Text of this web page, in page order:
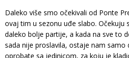
Daleko više smo očekivali od Ponte
ovaj tim u sezonu uđe slabo. Očekuju
daleko bolje partije, a kada na sve to
sada nije proslavila, ostaje nam samo
oprobate sa jedinicom, za koju je